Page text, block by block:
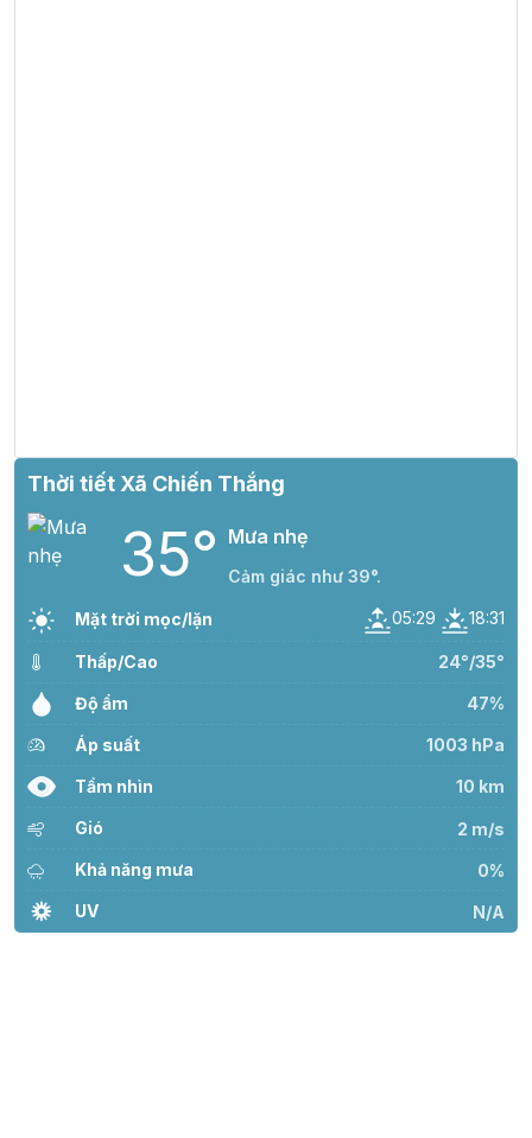
Thời tiết Xã Chiến Thắng
35° Mưa nhẹ
Cảm giác như 39°.
Mặt trời mọc/lặn 05:29 18:31
Thấp/Cao 24°/35°
Độ ẩm 47%
Áp suất 1003 hPa
Tầm nhìn 10 km
Gió 2 m/s
Khả năng mưa 0%
UV N/A